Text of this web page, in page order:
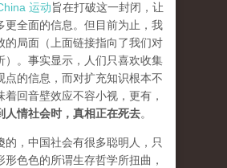
运动旨在打破这一封闭，让
更全面的信息。但目前为止，我
的局面（ 上面链接指向了我们对
）。事实显示，人们只喜欢收集
点的信息，而对扩充知识根本不
着回音壁效应不容小视，更有，
人情社会时，真相正在死去。
的，中国社会有很多聪明人，只
形色色的所谓生存哲学所扭曲，